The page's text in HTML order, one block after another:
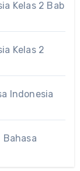
Kelas 2 Bab
Kelas 2
Indonesia
Bahasa